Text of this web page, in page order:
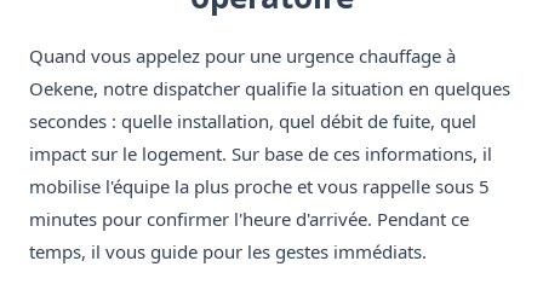
Quand vous appelez pour une urgence chauffage à
Oekene, notre dispatcher qualifie la situation en quelques
secondes : quelle installation, quel débit de fuite, quel
impact sur le logement. Sur base de ces informations, il
mobilise l'équipe la plus proche et vous rappelle sous 5
minutes pour confirmer l'heure d'arrivée. Pendant ce
temps, il vous guide pour les gestes immédiats.